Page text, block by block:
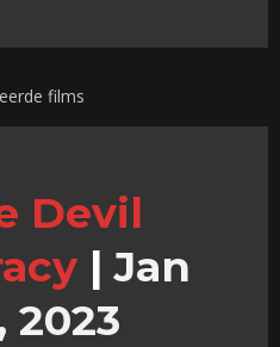
films
Devil
| Jan
2023